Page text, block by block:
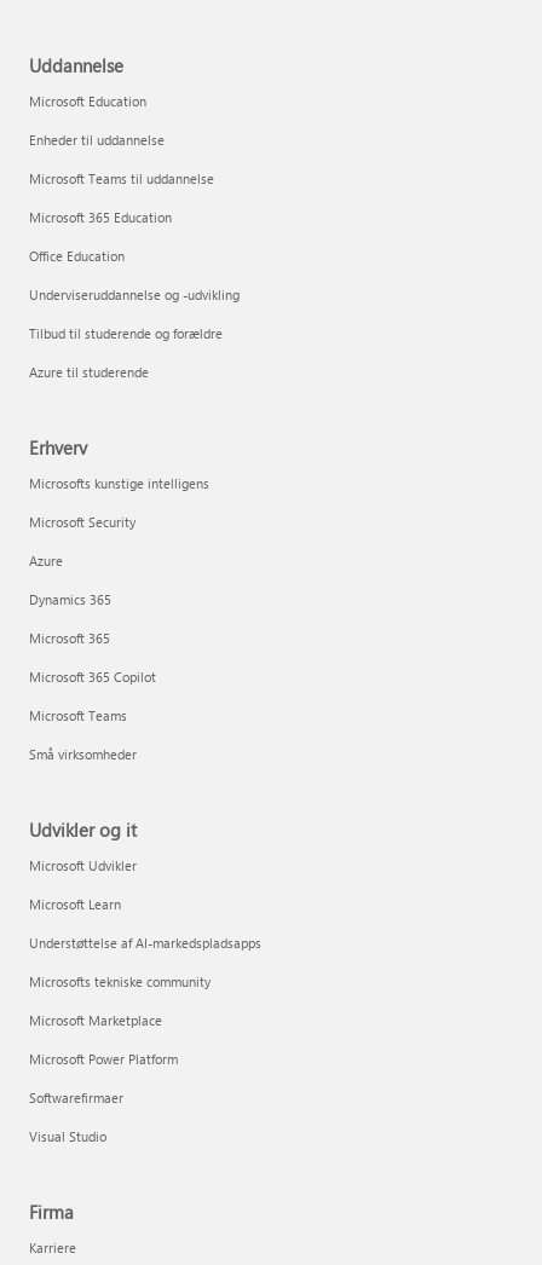
Uddannelse
Microsoft Education
Enheder til uddannelse
Microsoft Teams til uddannelse
Microsoft 365 Education
Office Education
Underviseruddannelse og -udvikling
Tilbud til studerende og forældre
Azure til studerende
Erhverv
Microsofts kunstige intelligens
Microsoft Security
Azure
Dynamics 365
Microsoft 365
Microsoft 365 Copilot
Microsoft Teams
Små virksomheder
Udvikler og it
Microsoft Udvikler
Microsoft Learn
Understøttelse af AI-markedspladsapps
Microsofts tekniske community
Microsoft Marketplace
Microsoft Power Platform
Softwarefirmaer
Visual Studio
Firma
Karriere